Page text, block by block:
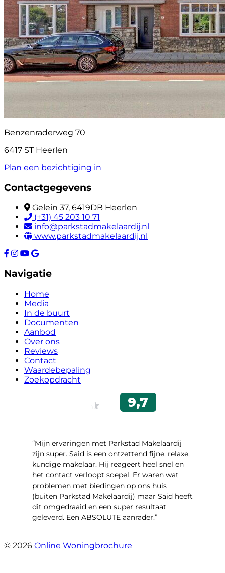
Benzenraderweg 70
6417 ST Heerlen
Plan een bezichtiging in
Contactgegevens
Gelein 37, 6419DB Heerlen
(+31) 45 203 10 71
info@parkstadmakelaardij.nl
www.parkstadmakelaardij.nl
Navigatie
Home
Media
In de buurt
Documenten
Aanbod
Over ons
Reviews
Contact
Waardebepaling
Zoekopdracht
“Mijn ervaringen met Parkstad Makelaardij
zijn super. Said is een ontzettend fijne, relaxe,
kundige makelaar. Hij reageert heel snel en
het contact verloopt soepel. Er waren wat
problemen met biedingen op ons huis
(buiten Parkstad Makelaardij) maar Said heeft
dit omgedraaid en een super resultaat
geleverd. Een ABSOLUTE aanrader.”
© 2026 Online Woningbrochure